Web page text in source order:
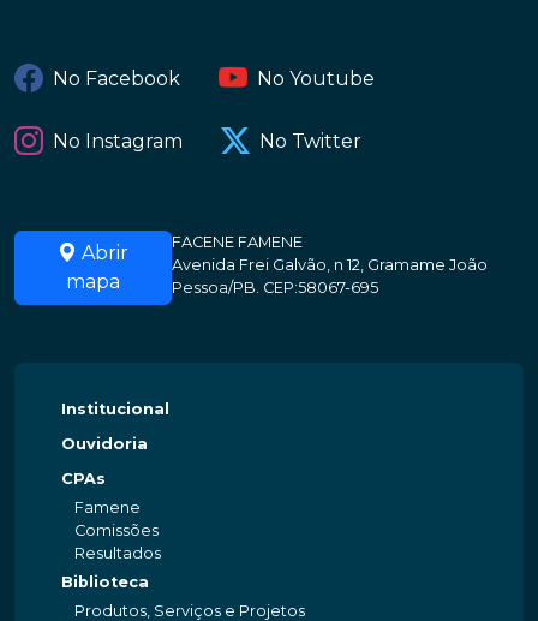
No Facebook No Youtube
No Instagram No Twitter
Abrir
mapa
FACENE FAMENE
Avenida Frei Galvão, n 12, Gramame João
Pessoa/PB. CEP:58067-695
Institucional
Ouvidoria
CPAs
Famene
Comissões
Resultados
Biblioteca
Produtos, Serviços e Projetos